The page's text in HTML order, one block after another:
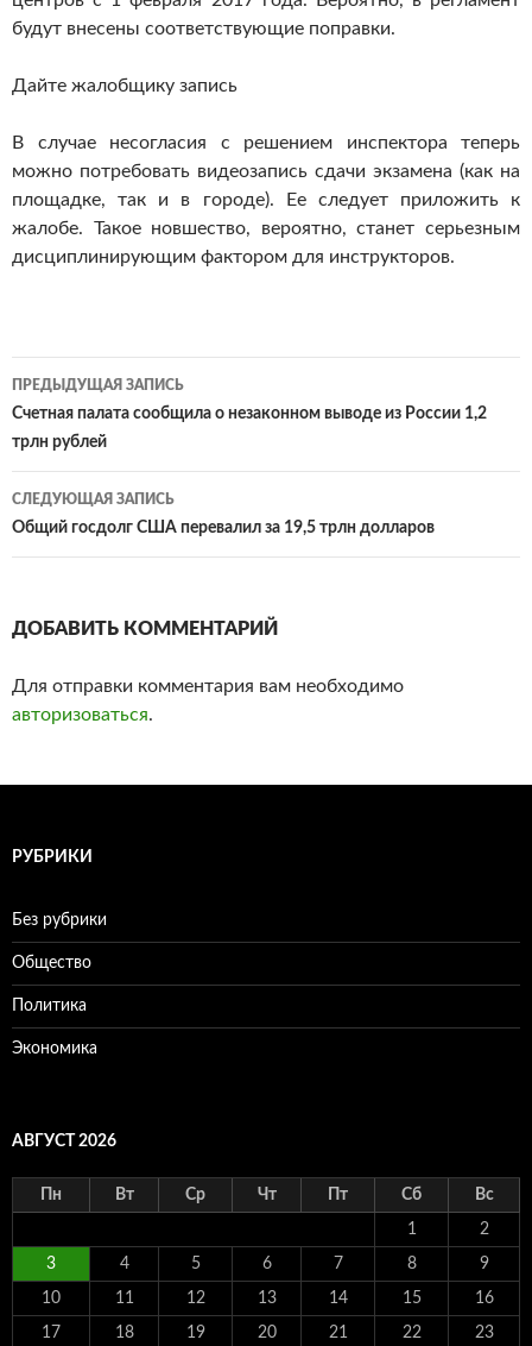
будут внесены соответствующие поправки.
Дайте жалобщику запись
В случае несогласия с решением инспектора теперь
можно потребовать видеозапись сдачи экзамена (как на
площадке, так и в городе). Ее следует приложить к
жалобе. Такое новшество, вероятно, станет серьезным
дисциплинирующим фактором для инструкторов.
Навигация
по
записям
ПРЕДЫДУЩАЯ ЗАПИСЬ
Счетная палата сообщила о незаконном выводе из России 1,2
трлн рублей
СЛЕДУЮЩАЯ ЗАПИСЬ
Общий госдолг США перевалил за 19,5 трлн долларов
ДОБАВИТЬ КОММЕНТАРИЙ
Для отправки комментария вам необходимо
авторизоваться.
РУБРИКИ
Без рубрики
Общество
Политика
Экономика
АВГУСТ 2026
Пн Вт Ср Чт Пт Сб Вс
1 2
3 4 5 6 7 8 9
10 11 12 13 14 15 16
17 18 19 20 21 22 23